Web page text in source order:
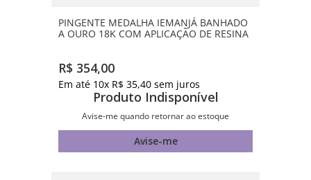
PINGENTE MEDALHA IEMANJÁ BANHADO
A OURO 18K COM APLICAÇÃO DE RESINA
R$ 354,00
Em até 10x R$ 35,40 sem juros
Produto Indisponível
Avise-me quando retornar ao estoque
Avise-me